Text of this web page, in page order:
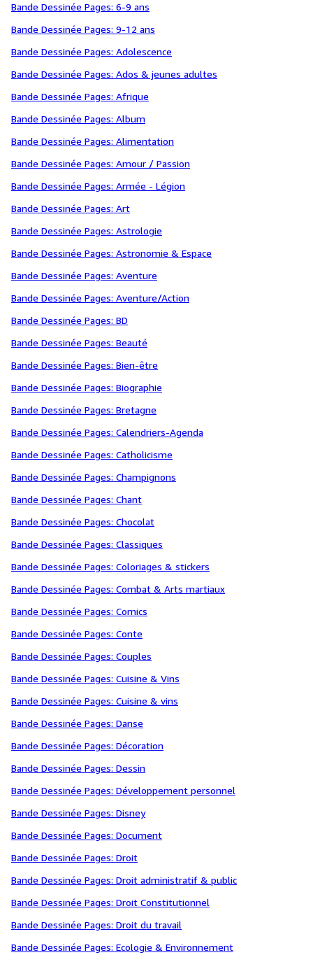
Bande Dessinée Pages: 6-9 ans
Bande Dessinée Pages: 9-12 ans
Bande Dessinée Pages: Adolescence
Bande Dessinée Pages: Ados & jeunes adultes
Bande Dessinée Pages: Afrique
Bande Dessinée Pages: Album
Bande Dessinée Pages: Alimentation
Bande Dessinée Pages: Amour / Passion
Bande Dessinée Pages: Armée - Légion
Bande Dessinée Pages: Art
Bande Dessinée Pages: Astrologie
Bande Dessinée Pages: Astronomie & Espace
Bande Dessinée Pages: Aventure
Bande Dessinée Pages: Aventure/Action
Bande Dessinée Pages: BD
Bande Dessinée Pages: Beauté
Bande Dessinée Pages: Bien-être
Bande Dessinée Pages: Biographie
Bande Dessinée Pages: Bretagne
Bande Dessinée Pages: Calendriers-Agenda
Bande Dessinée Pages: Catholicisme
Bande Dessinée Pages: Champignons
Bande Dessinée Pages: Chant
Bande Dessinée Pages: Chocolat
Bande Dessinée Pages: Classiques
Bande Dessinée Pages: Coloriages & stickers
Bande Dessinée Pages: Combat & Arts martiaux
Bande Dessinée Pages: Comics
Bande Dessinée Pages: Conte
Bande Dessinée Pages: Couples
Bande Dessinée Pages: Cuisine & Vins
Bande Dessinée Pages: Cuisine & vins
Bande Dessinée Pages: Danse
Bande Dessinée Pages: Décoration
Bande Dessinée Pages: Dessin
Bande Dessinée Pages: Développement personnel
Bande Dessinée Pages: Disney
Bande Dessinée Pages: Document
Bande Dessinée Pages: Droit
Bande Dessinée Pages: Droit administratif & public
Bande Dessinée Pages: Droit Constitutionnel
Bande Dessinée Pages: Droit du travail
Bande Dessinée Pages: Ecologie & Environnement